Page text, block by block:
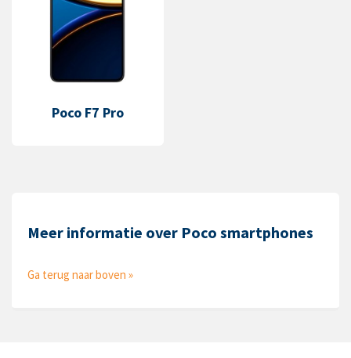
Poco F7 Pro
Meer informatie over Poco smartphones
Ga terug naar boven »